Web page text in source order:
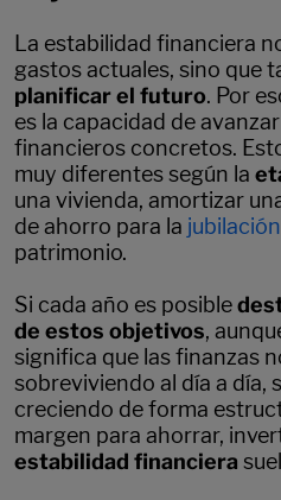
La estabilidad financiera
gastos actuales, sino que
planificar el futuro. Por
es la capacidad de
financieros concretos.
muy diferentes según la
una vivienda, amortizar
de ahorro para la jubilación
patrimonio.
Si cada año es posible
de estos objetivos,
significa que las finanzas
sobreviviendo al día a día,
creciendo de forma
margen para ahorrar,
estabilidad financiera